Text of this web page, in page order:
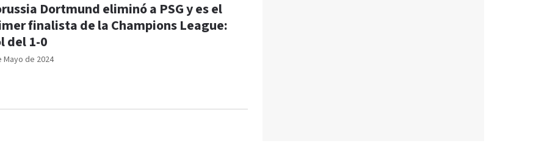
Mayo de 2024
Dortmund eliminó a PSG y es el
finalista de la Champions League:
del 1-0